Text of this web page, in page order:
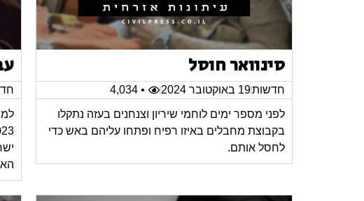
סינוואר חוסל
חדשות19 באוקטובר 2024 • 4,034
לפני מספר ימים לוחמי שיריון וצנחנים בעזה נתקלו
בקבוצת מחבלים באיזו רפיח ופתחו עליהם באש כדי
לחסל אותם.